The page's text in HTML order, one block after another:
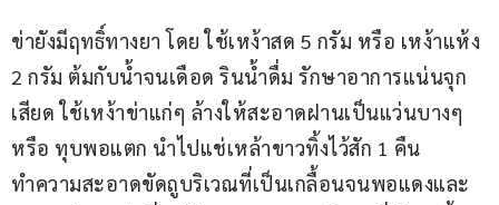
ข่ายังมีฤทธิ์ทางยา โดย ใช้เหง้าสด 5 กรัม หรือ เหง้าแห้ง
2 กรัม ต้มกับน้ำจนเดือด รินน้ำดื่ม รักษาอาการแน่นจุก
เสียด ใช้เหง้าข่าแก่ๆ ล้างให้สะอาดฝานเป็นแว่นบางๆ
หรือ ทุบพอแตก นำไปแช่เหล้าขาวทิ้งไว้สัก 1 คืน
ทำความสะอาดขัดถูบริเวณที่เป็นเกลื้อนจนพอแดงและ